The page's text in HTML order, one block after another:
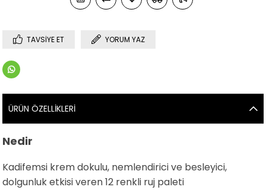
TAVSIYE ET YORUM YAZ
ÜRÜN ÖZELLIKLERI
Nedir
Kadifemsi krem dokulu, nemlendirici ve besleyici,
dolgunluk etkisi veren 12 renkli ruj paleti